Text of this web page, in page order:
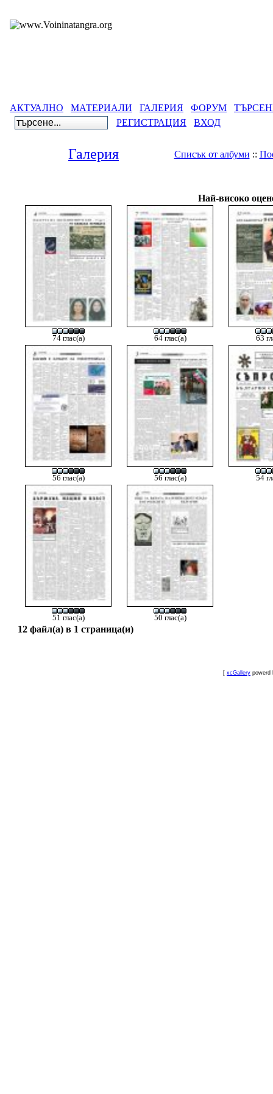
АКТУАЛНО МАТЕРИАЛИ ГАЛЕРИЯ ФОРУМ
РЕГИСТРАЦИЯ
ВХОД
Галерия Списък от албуми ::
Най-високо
74 глас(а) 64 глас(а) 63
56 глас(а) 56 глас(а) 54
51 глас(а) 50 глас(а)
12 файл(а) в 1 страница(и)
[ xcGallery